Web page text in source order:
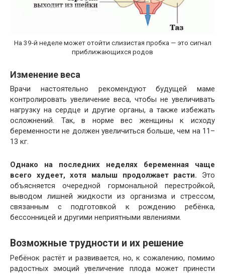
На 39-й неделе может отойти слизистая пробка — это сигнал
приближающихся родов
Изменение веса
Врачи настоятельно рекомендуют будущей маме
контролировать увеличение веса, чтобы не увеличивать
нагрузку на сердце и другие органы, а также избежать
осложнений. Так, в норме вес женщины к исходу
беременности не должен увеличиться больше, чем на 11–
13 кг.
Однако на последних неделях беременная чаще
всего худеет, хотя малыш продолжает расти. Это
объясняется очередной гормональной перестройкой,
выводом лишней жидкости из организма и стрессом,
связанным с подготовкой к рождению ребёнка,
бессонницей и другими неприятными явлениями.
Возможные трудности и их решение
Ребёнок растёт и развивается, но, к сожалению, помимо
радостных эмоций увеличение плода может принести